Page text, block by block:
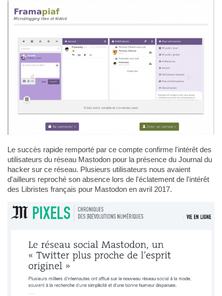
Le succès rapide remporté par ce compte confirme l'intérêt des
utilisateurs du réseau Mastodon pour la présence du Journal du
hacker sur ce réseau. Plusieurs utilisateurs nous avaient
d'ailleurs reproché son absence lors de l'éclatement de l'intérêt
des Libristes français pour Mastodon en avril 2017.